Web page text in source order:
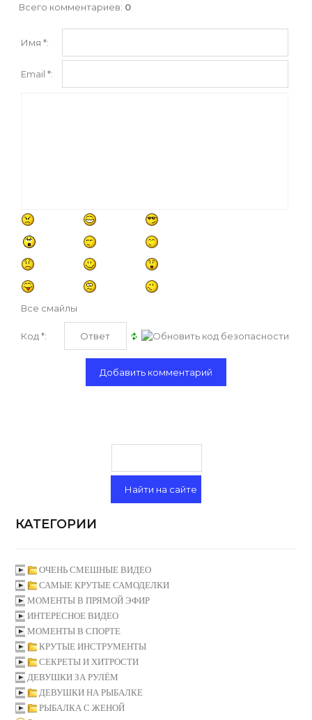
Всего комментариев: 0
Имя *:
Email *:
Все смайлы
Код *:
КАТЕГОРИИ
ОЧЕНЬ СМЕШНЫЕ ВИДЕО
САМЫЕ КРУТЫЕ САМОДЕЛКИ
МОМЕНТЫ В ПРЯМОЙ ЭФИР
ИНТЕРЕСНОЕ ВИДЕО
МОМЕНТЫ В СПОРТЕ
КРУТЫЕ ИНСТРУМЕНТЫ
СЕКРЕТЫ И ХИТРОСТИ
ДЕВУШКИ ЗА РУЛЁМ
ДЕВУШКИ НА РЫБАЛКЕ
РЫБАЛКА С ЖЕНОЙ